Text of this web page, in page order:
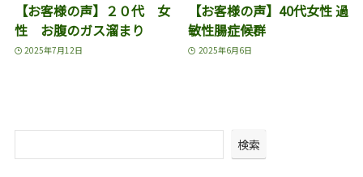
【お客様の声】２０代 女
性 お腹のガス溜まり
2025年7月12日
【お客様の声】40代女性 過
敏性腸症候群
2025年6月6日
検索